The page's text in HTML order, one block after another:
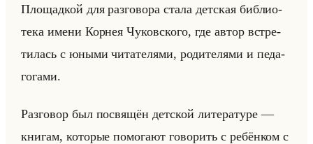
Пло­щад­кой для раз­го­во­ра стала дет­ская биб­лио­
те­ка имени Кор­нея Чу­ков­ско­го, где автор встре­
ти­лась с юными чи­та­те­ля­ми, ро­ди­те­ля­ми и пе­да­
го­га­ми.
Раз­го­вор был по­свя­щён дет­ской ли­те­ра­ту­ре —
кни­гам, ко­то­рые по­мо­га­ют го­во­рить с ре­бён­ком с